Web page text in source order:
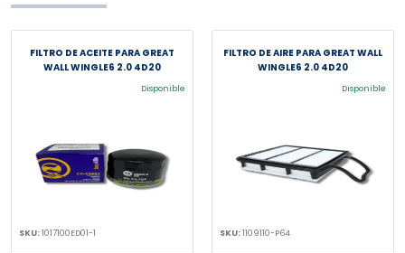
FILTRO DE ACEITE PARA GREAT
WALL WINGLE6 2.0 4D20
Disponible
SKU:1017100ED01-1
FILTRO DE AIRE PARA GREAT WALL
WINGLE6 2.0 4D20
Disponible
SKU:1109110-P64